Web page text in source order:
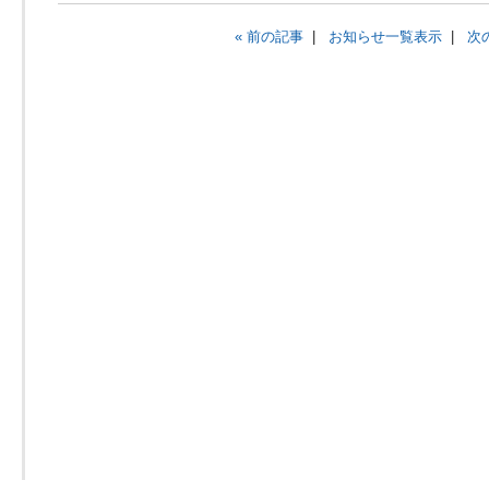
« 前の記事 | お知らせ一覧表示 | 次